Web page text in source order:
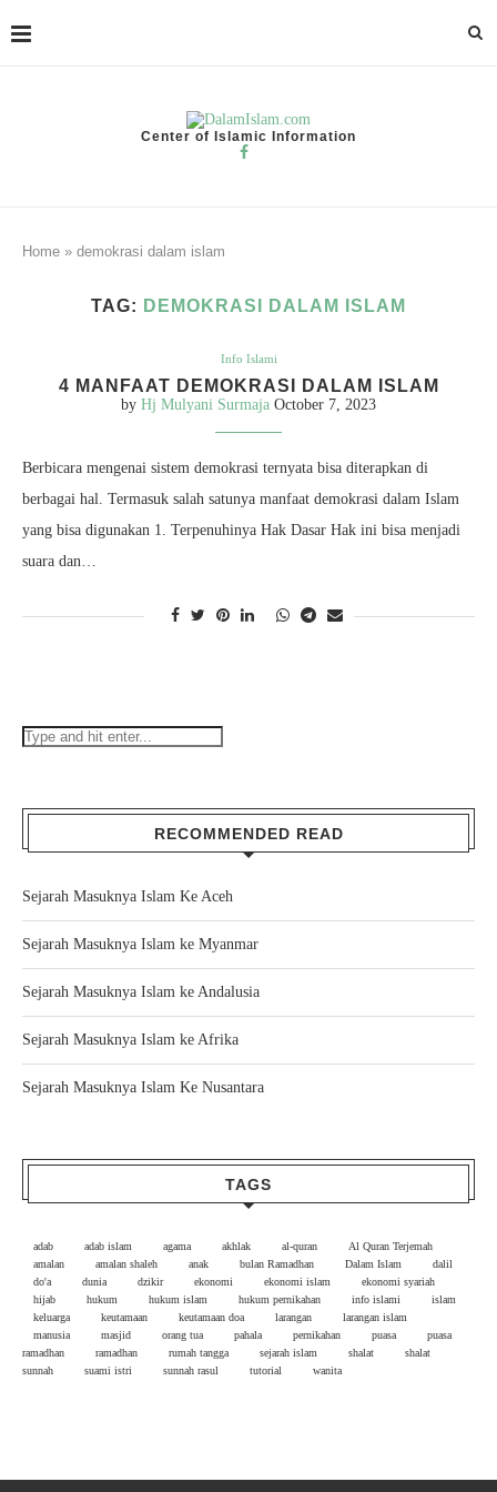
Center of Islamic Information
Home » demokrasi dalam islam
TAG: DEMOKRASI DALAM ISLAM
Info Islami
4 MANFAAT DEMOKRASI DALAM ISLAM
by Hj Mulyani Surmaja October 7, 2023
Berbicara mengenai sistem demokrasi ternyata bisa diterapkan di
berbagai hal. Termasuk salah satunya manfaat demokrasi dalam Islam
yang bisa digunakan 1. Terpenuhinya Hak Dasar Hak ini bisa menjadi
suara dan…
RECOMMENDED READ
Sejarah Masuknya Islam Ke Aceh
Sejarah Masuknya Islam ke Myanmar
Sejarah Masuknya Islam ke Andalusia
Sejarah Masuknya Islam ke Afrika
Sejarah Masuknya Islam Ke Nusantara
TAGS
adab adab islam agama akhlak al-quran
Al Quran Terjemah
amalan
amalan shaleh anak bulan Ramadhan Dalam Islam
dalil
do'a
dunia dzikir ekonomi ekonomi islam
ekonomi syariah
hijab
hukum hukum islam hukum pernikahan info islami
islam
keluarga
keutamaan keutamaan doa larangan
larangan islam
manusia
masjid orang tua pahala pernikahan puasa
puasa
ramadhan
ramadhan rumah tangga sejarah islam shalat
shalat
sunnah
suami istri sunnah rasul tutorial wanita